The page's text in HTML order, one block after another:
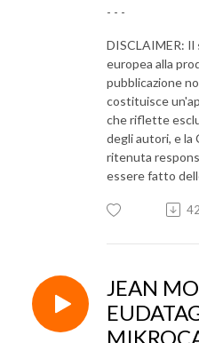
- - -
DISCLAIMER:
europea alla
pubblicazione
costituisce
che riflette
degli autori, e la
ritenuta
essere fatto
JEAN